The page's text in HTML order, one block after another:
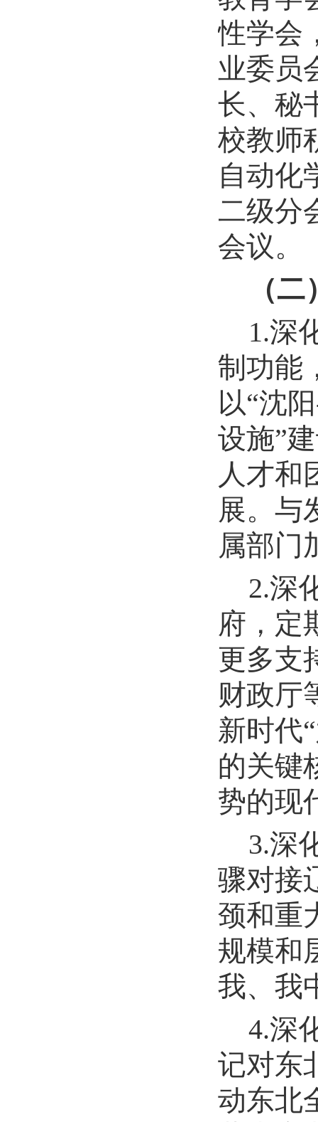
性学会
业委员
长、 秘
校教师
自动化
二级分
会议。
（
1.深
制功能
以“沈
设施”
人才和
展。与
属部门
2.深
府，定
更多支
财政厅
新时代
的关键
势的现
3.深
骤对接
颈和重
规模和
我、我
4.深
记对东
动东北